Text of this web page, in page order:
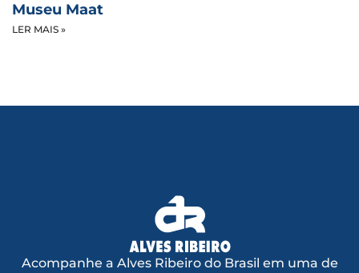
Museu Maat
LER MAIS »
Acompanhe a Alves Ribeiro do Brasil em uma de